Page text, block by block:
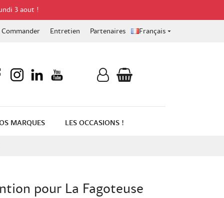
3 aout !
Commander Entretien Partenaires Français
MARQUES LES OCCASIONS !
pour La Fagoteuse